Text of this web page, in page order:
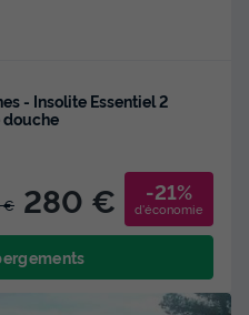
- Insolite Essentiel 2
douche
€ 280 € -21%
d'économie